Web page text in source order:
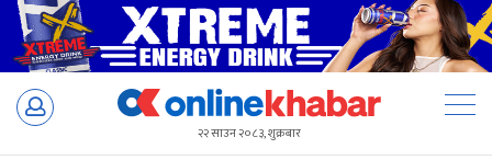
Skip
२२ साउन २०८३, शुक्रबार